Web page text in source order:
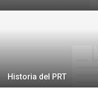
Historia del PRT